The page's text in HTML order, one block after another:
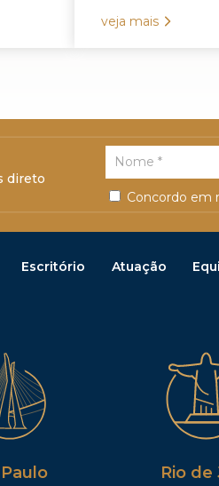
veja mais
direto
Concordo em
Escritório Atuação
Rio de